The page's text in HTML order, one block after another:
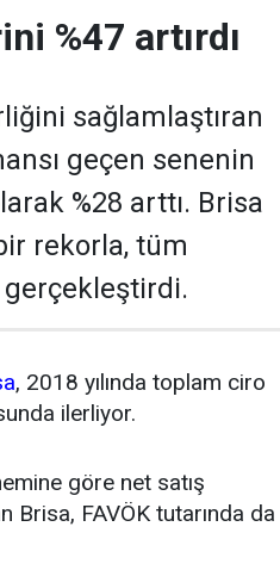
%47 artırdı
sağlamlaştıran
geçen senenin
%28 arttı. Brisa
rekorla, tüm
gerçekleştirdi.
, 2018 yılında toplam ciro
ilerliyor.
göre net satış
Brisa, FAVÖK tutarında da